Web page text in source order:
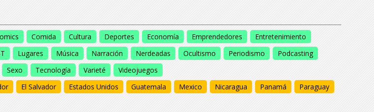
Comida Cultura Deportes Economía Emprendedores
Entretenimiento
Lugares Música Narración Nerdeadas Ocultismo Periodismo
Podcasting
Sexo Tecnología Varieté
Videojuegos
El Salvador Estados Unidos Guatemala Mexico Nicaragua Panamá
Paraguay